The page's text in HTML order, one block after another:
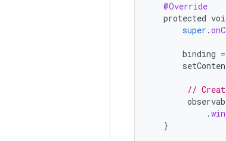
@Override
protected
super .
binding =
//
.
}